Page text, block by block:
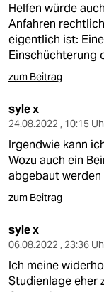
Helfen würde
Anfahren
eigentlich ist:
Einschüchterung
zum Beitrag
syle x
24.08.2022 , 10:15
Irgendwie kann
Wozu auch ein
abgebaut werden
zum Beitrag
syle x
06.08.2022 , 23:36
Ich meine
Studienlage eher